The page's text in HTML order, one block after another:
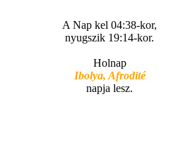
A Nap kel 04:38-kor,
nyugszik 19:14-kor.
Holnap
Ibolya, Afrodité
napja lesz.